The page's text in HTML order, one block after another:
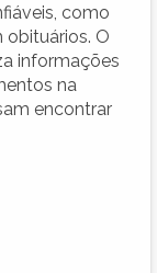
como
obituários. O
informações
na
encontrar